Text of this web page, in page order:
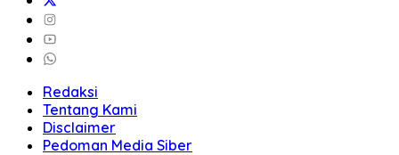
Redaksi
Tentang Kami
Disclaimer
Pedoman Media Siber